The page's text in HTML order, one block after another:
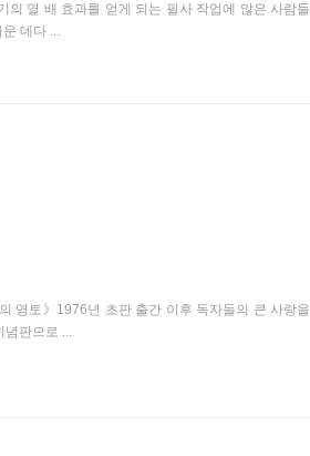
열 배 효과를 얻게 되는 필사 작업에 많은 사람들
데다 ...
영토》1976년 초판 출간 이후 독자들의 큰 사랑을
념판으로 ...